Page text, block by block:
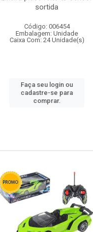
sortida
Código: 006454
Embalagem: Unidade
Caixa Com: 24 Unidade(s)
Faça seu login ou
cadastre-se para
comprar.